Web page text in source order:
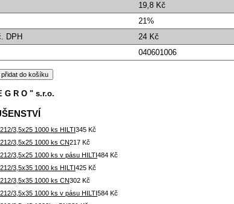
19,8 Kč
21%
DPH
24 Kč
040601006
3,5x25 1000 ks HILTI345 Kč
3,5x25 1000 ks CN217 Kč
3,5x25 1000 ks v pásu HILTI484 Kč
3,5x35 1000 ks HILTI425 Kč
3,5x35 1000 ks CN302 Kč
3,5x35 1000 ks v pásu HILTI584 Kč
G R O " s.r.o.